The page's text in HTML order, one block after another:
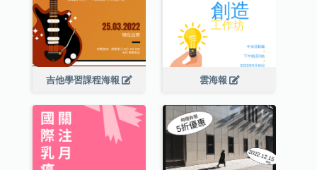
吉他學習課程海報 雲海報